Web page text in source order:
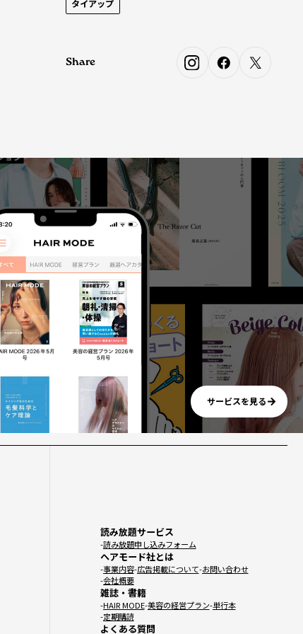
タイアップ
Share
サービスを見る
読み放題サービス
読み放題申し込みフォーム
ヘアモード社とは
事業内容 広告掲載について お問い合わせ
会社概要
雑誌・書籍
HAIR MODE 美容の経営プラン 単行本
定期購読
よくある質問